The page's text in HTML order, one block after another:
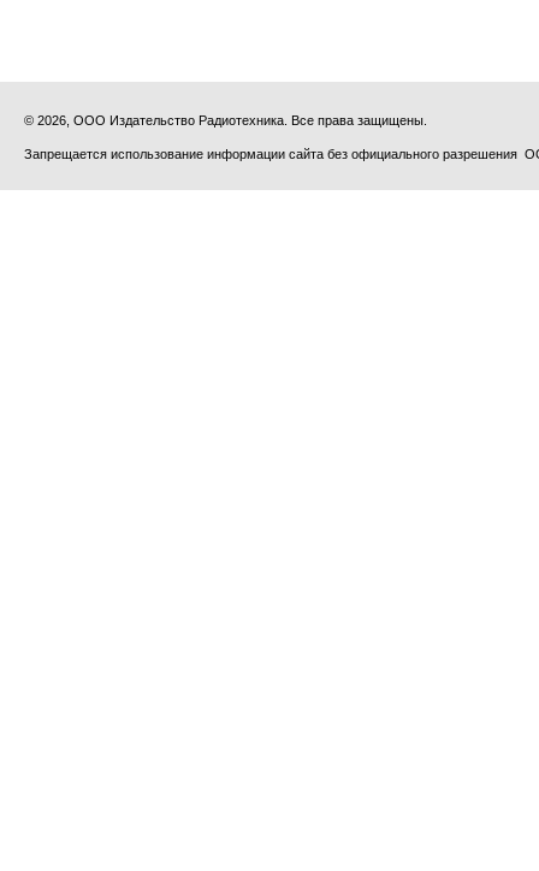
© 2026, ООО Издательство Радиотехника. Все права защищены.
Запрещается использование информации сайта без официального разрешения